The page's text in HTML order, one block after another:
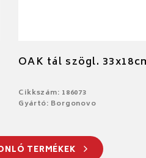
OAK tál szögl.
Cikkszám: 186073
Gyártó: Borgonovo
TERMÉKEK